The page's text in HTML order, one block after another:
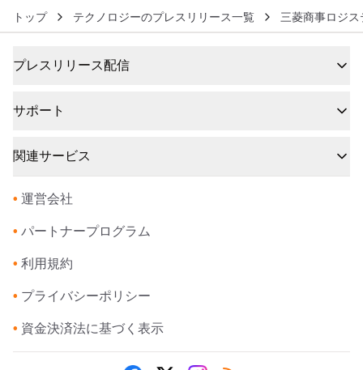
トップ テクノロジーのプレスリリース一覧 三菱商事ロジ
プレスリリース配信
サポート
関連サービス
• 運営会社
• パートナープログラム
• 利用規約
• プライバシーポリシー
• 資金決済法に基づく表示